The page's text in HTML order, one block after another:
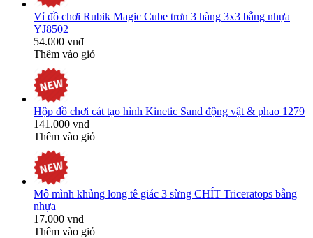
Vỉ đồ chơi Rubik Magic Cube trơn 3 hàng 3x3 bằng nhựa
YJ8502
54.000 vnđ
Thêm vào giỏ
Hộp đồ chơi cát tạo hình Kinetic Sand động vật & phao 1279
141.000 vnđ
Thêm vào giỏ
Mô mình khủng long tê giác 3 sừng CHÍT Triceratops bằng
nhựa
17.000 vnđ
Thêm vào giỏ